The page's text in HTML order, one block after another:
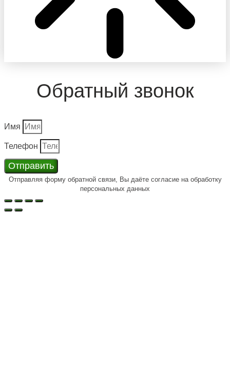
Обратный звонок
Имя
Телефон
Отправить
Отправляя форму обратной связи, Вы даёте согласие на обработку
персональных данных